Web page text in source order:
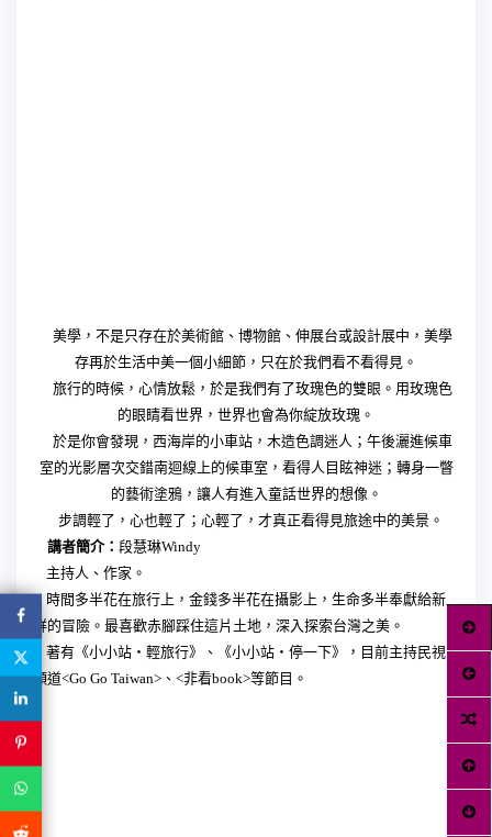
美學，不是只存在於美術館、博物館、伸展台或設計展中，美學
存再於生活中美一個小細節，只在於我們看不看得見。
旅行的時候，心情放鬆，於是我們有了玫瑰色的雙眼。用玫瑰色
的眼睛看世界，世界也會為你綻放玫瑰。
於是你會發現，西海岸的小車站，木造色調迷人；午後灑進候車
室的光影層次交錯南迴線上的候車室，看得人目眩神迷；轉身一瞥
的藝術塗鴉，讓人有進入童話世界的想像。
步調輕了，心也輕了；心輕了，才真正看得見旅途中的美景。
講者簡介：段慧琳Windy
主持人、作家。
時間多半花在旅行上，金錢多半花在攝影上，生命多半奉獻給新
鮮的冒險。最喜歡赤腳踩住這片土地，深入探索台灣之美。
著有《小小站‧輕旅行》、《小小站‧停一下》，目前主持民視
頻道<Go Go Taiwan>、<非看book>等節目。